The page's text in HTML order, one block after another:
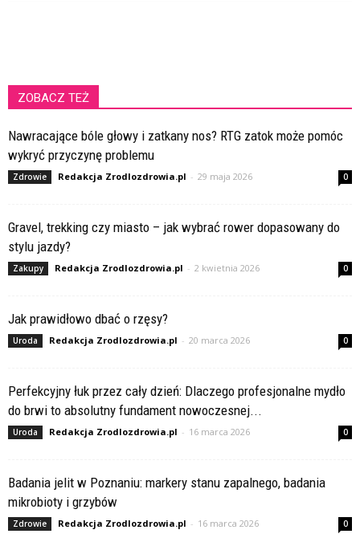
ZOBACZ TEŻ
Nawracające bóle głowy i zatkany nos? RTG zatok może pomóc
wykryć przyczynę problemu
Zdrowie Redakcja Zrodlozdrowia.pl - 29 maja 2026 0
Gravel, trekking czy miasto – jak wybrać rower dopasowany do
stylu jazdy?
Zakupy Redakcja Zrodlozdrowia.pl - 2 kwietnia 2026 0
Jak prawidłowo dbać o rzęsy?
Uroda Redakcja Zrodlozdrowia.pl - 20 marca 2026 0
Perfekcyjny łuk przez cały dzień: Dlaczego profesjonalne mydło
do brwi to absolutny fundament nowoczesnej...
Uroda Redakcja Zrodlozdrowia.pl - 16 marca 2026 0
Badania jelit w Poznaniu: markery stanu zapalnego, badania
mikrobioty i grzybów
Zdrowie Redakcja Zrodlozdrowia.pl - 16 marca 2026 0